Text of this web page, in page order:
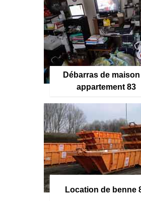
Débarras de
appartement 83
Location de benne